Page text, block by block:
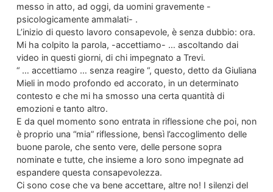
messo in atto, ad oggi, da uomini gravemente -
psicologicamente ammalati- .
L’inizio di questo lavoro consapevole, è senza dubbio: ora.
Mi ha colpito la parola, -accettiamo- … ascoltando dai
video in questi giorni, di chi impegnato a Trevi.
“ … accettiamo … senza reagire “, questo, detto da Giuliana
Mieli in modo profondo ed accorato, in un determinato
contesto e che mi ha smosso una certa quantità di
emozioni e tanto altro.
E da quel momento sono entrata in riflessione che poi, non
è proprio una “mia” riflessione, bensì l’accoglimento delle
buone parole, che sento vere, delle persone sopra
nominate e tutte, che insieme a loro sono impegnate ad
espandere questa consapevolezza.
Ci sono cose che va bene accettare, altre no! I silenzi del